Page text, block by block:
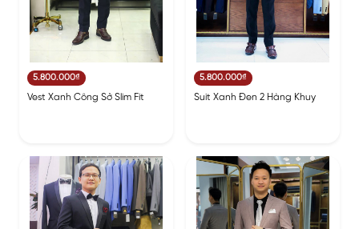
5.800.000₫
Vest Xanh Công Sở Slim Fit
5.800.000₫
Suit Xanh Đen 2 Hàng Khuy